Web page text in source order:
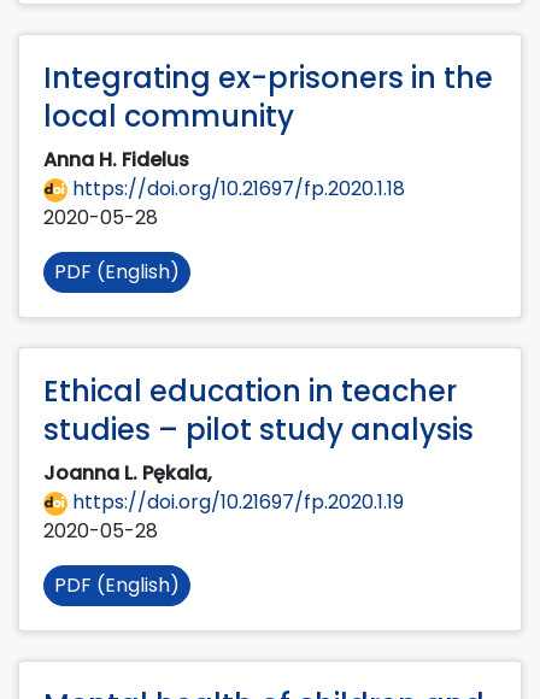
Integrating ex-prisoners in the
local community
Anna H. Fidelus
https://doi.org/10.21697/fp.2020.1.18
2020-05-28
PDF (English)
Ethical education in teacher
studies – pilot study analysis
Joanna L. Pękala,
https://doi.org/10.21697/fp.2020.1.19
2020-05-28
PDF (English)